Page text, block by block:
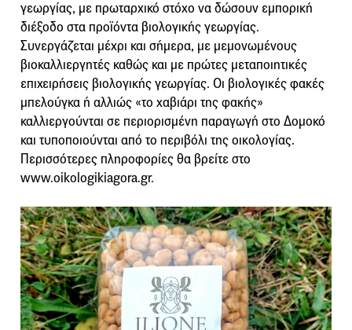
γεωργίας, με πρωταρχικό στόχο να δώσουν εμπορική
διέξοδο στα προϊόντα βιολογικής γεωργίας.
Συνεργάζεται μέχρι και σήμερα, με μεμονωμένους
βιοκαλλιεργητές καθώς και με πρώτες μεταποιητικές
επιχειρήσεις βιολογικής γεωργίας. Οι βιολογικές φακές
μπελούγκα ή αλλιώς «το χαβιάρι της φακής»
καλλιεργούνται σε περιορισμένη παραγωγή στο Δομοκό
και τυποποιούνται από το περιβόλι της οικολογίας.
Περισσότερες πληροφορίες θα βρείτε στο
www.oikologikiagora.gr.